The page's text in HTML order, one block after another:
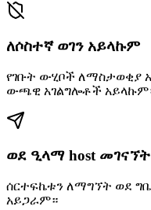
ለሶስተኛ ወገን አይላኩም
የገቡት ውሂቦች ለማስታወቂያ
ውጫዊ አገልግሎቶች
ወደ ዒላማ host
ሰርተፍኬቱን ለማግኘት ወደ
አይጋራም።